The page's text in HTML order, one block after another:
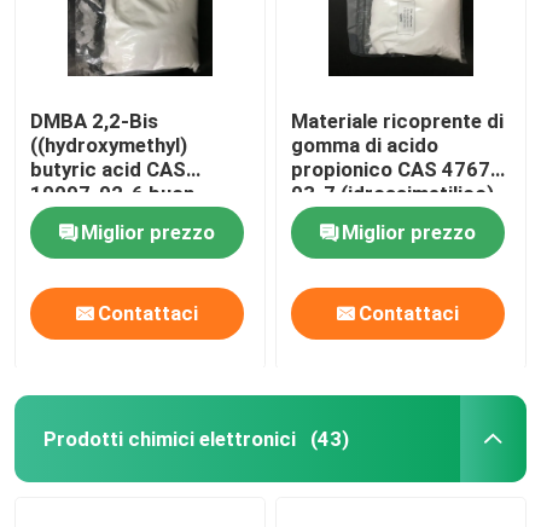
DMBA 2,2-Bis
((hydroxymethyl)
butyric acid CAS
10097-02-6 buon
agente di collegamento
incrociato e idrofilico o
usato per produrre
sistemi ad alta
molecola a base
d'acqua
Miglior prezzo
Contattaci
Materiale ricoprente di
gomma di acido
propionico CAS 4767-
03-7 (idrossimetilico)
di DMPA 2,2-Bis
Miglior prezzo
Contattaci
Prodotti chimici elettronici (43)